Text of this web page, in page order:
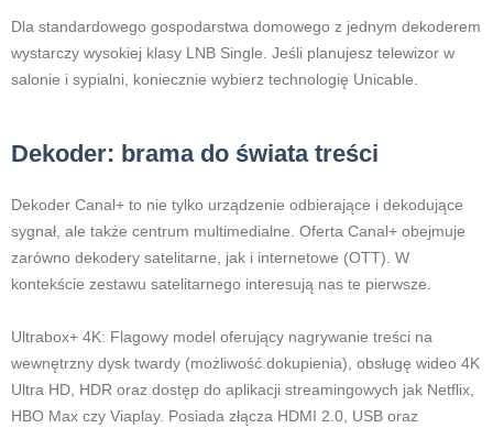
Dla standardowego gospodarstwa domowego z jednym dekoderem
wystarczy wysokiej klasy LNB Single. Jeśli planujesz telewizor w
salonie i sypialni, koniecznie wybierz technologię Unicable.
Dekoder: brama do świata treści
Dekoder Canal+ to nie tylko urządzenie odbierające i dekodujące
sygnał, ale także centrum multimedialne. Oferta Canal+ obejmuje
zarówno dekodery satelitarne, jak i internetowe (OTT). W
kontekście zestawu satelitarnego interesują nas te pierwsze.
Ultrabox+ 4K: Flagowy model oferujący nagrywanie treści na
wewnętrzny dysk twardy (możliwość dokupienia), obsługę wideo 4K
Ultra HD, HDR oraz dostęp do aplikacji streamingowych jak Netflix,
HBO Max czy Viaplay. Posiada złącza HDMI 2.0, USB oraz